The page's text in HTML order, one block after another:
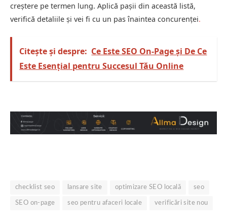
creștere pe termen lung. Aplică pașii din această listă,
verifică detaliile și vei fi cu un pas înaintea concurenței.
Citește și despre: Ce Este SEO On-Page și De Ce
Este Esențial pentru Succesul Tău Online
checklist seo lansare site optimizare SEO locală seo
SEO on-page seo pentru afaceri locale verificări site nou